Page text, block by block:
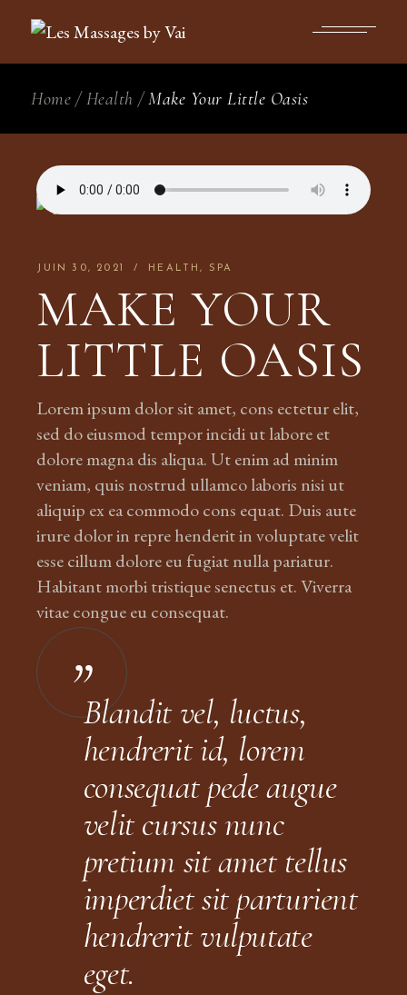
Home Health Make Your Little Oasis
JUIN 30, 2021 HEALTH SPA
MAKE YOUR
LITTLE OASIS
Lorem ipsum dolor sit amet, cons ectetur elit,
sed do eiusmod tempor incidi ut labore et
dolore magna dis aliqua. Ut enim ad minim
veniam, quis nostrud ullamco laboris nisi ut
aliquip ex ea commodo cons equat. Duis aute
irure dolor in repre henderit in voluptate velit
esse cillum dolore eu fugiat nulla pariatur.
Habitant morbi tristique senectus et. Viverra
vitae congue eu consequat.
Blandit vel, luctus,
hendrerit id, lorem
consequat pede augue
velit cursus nunc
pretium sit amet tellus
imperdiet sit parturient
hendrerit vulputate
eget.